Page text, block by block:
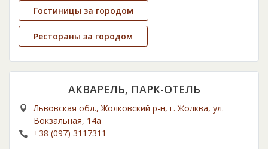
Гостиницы за городом
Рестораны за городом
АКВАРЕЛЬ, ПАРК-ОТЕЛЬ
Львовская обл., Жолковский р-н, г. Жолква, ул.
Вокзальная, 14а
+38 (097) 3117311